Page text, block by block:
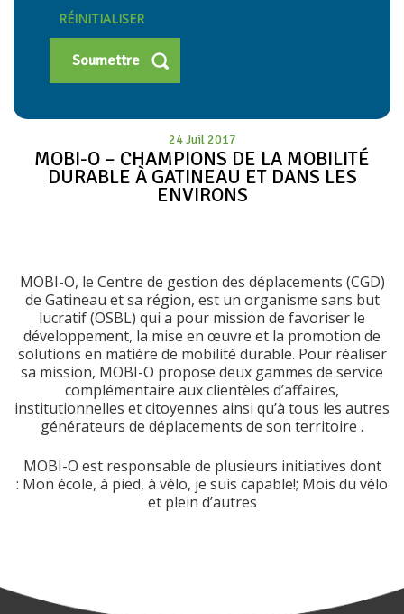
RÉINITIALISER
24 Juil 2017
MOBI-O – CHAMPIONS DE LA MOBILITÉ
DURABLE À GATINEAU ET DANS LES
ENVIRONS
MOBI-O, le Centre de gestion des déplacements (CGD)
de Gatineau et sa région, est un organisme sans but
lucratif (OSBL) qui a pour mission de favoriser le
développement, la mise en œuvre et la promotion de
solutions en matière de mobilité durable. Pour réaliser
sa mission, MOBI-O propose deux gammes de service
complémentaire aux clientèles d’affaires,
institutionnelles et citoyennes ainsi qu’à tous les autres
générateurs de déplacements de son territoire .
MOBI-O est responsable de plusieurs initiatives dont
: Mon école, à pied, à vélo, je suis capable!; Mois du vélo
et plein d’autres